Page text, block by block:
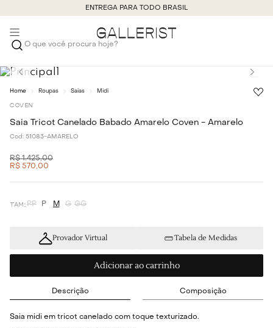
ENTREGA PARA TODO BRASIL
O que você procura hoje?
Roupas Saias Midi
COVEN
Saia Tricot Canelado Babado Amarelo Coven - Amarelo
Cod: 51083-AMARELO
R$ 1.425,00
R$ 570,00
PP P M G GG
Provador Virtual Tabela de Medidas
Adicionar ao carrinho
Descrição Composição
Saia midi em tricot canelado com toque texturizado.